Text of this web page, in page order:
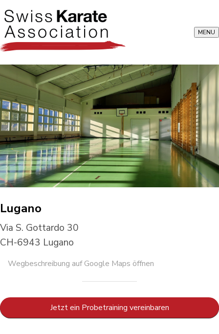
MENU
Lugano
Via S. Gottardo 30
CH-6943 Lugano
Wegbeschreibung auf Google Maps öffnen
Jetzt ein Probetraining vereinbaren